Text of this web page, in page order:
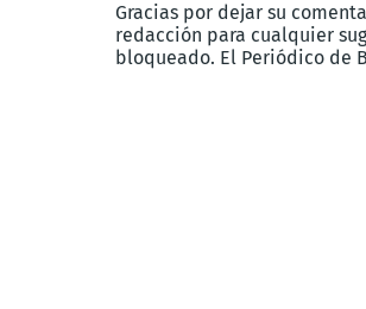
Gracias por dejar su
redacción para cualquier
bloqueado. El Periódico de